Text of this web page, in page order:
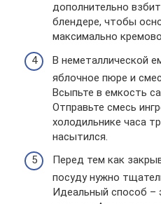
дополнительно
блендере, чтобы
максимально
В неметаллической
яблочное пюре и
Всыпьте в емкость
Отправьте смесь
холодильнике часа
насытился.
Перед тем как
посуду нужно
Идеальный способ –